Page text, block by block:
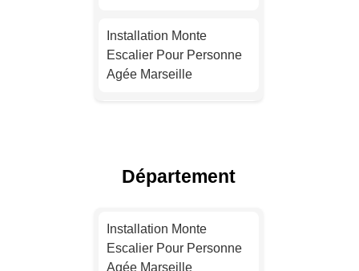
Installation Monte
Escalier Pour Personne
Agée Marseille
Agée Toulouse
Département
Installation Monte
Escalier Pour Personne
Agée Marseille